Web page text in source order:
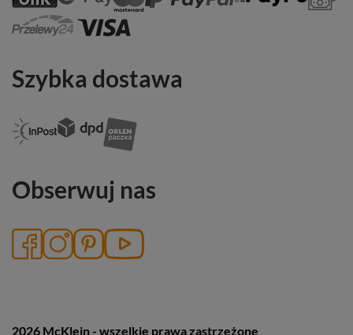
Szybka dostawa
Obserwuj nas
2026 McKlein - wszelkie prawa zastrzeżone